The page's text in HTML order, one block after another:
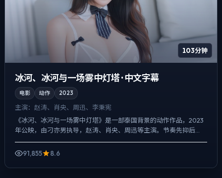
103分钟
冰河、冰河与一场雾中灯塔 · 中文字幕
电影 动作 2023
主演： 赵涛、肖央、周迅、李秉宪
《冰河、冰河与一场雾中灯塔》是一部泰国背景的动作作品，2023
年公映，由刁亦男执导，赵涛、肖央、周迅等主演。节奏先抑后
扬，前半段铺陈日常，后半段陡然收紧，真相并非一次性抛出，而...
91,855
8.6